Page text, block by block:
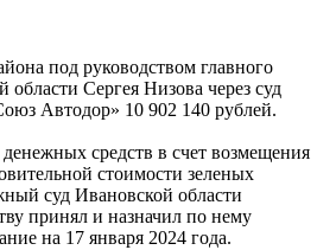
под руководством главного
области Сергея Низова через суд
Автодор» 10 902 140 рублей.
средств в счет возмещения
стоимости зеленых
суд Ивановской области
принял и назначил по нему
на 17 января 2024 года.